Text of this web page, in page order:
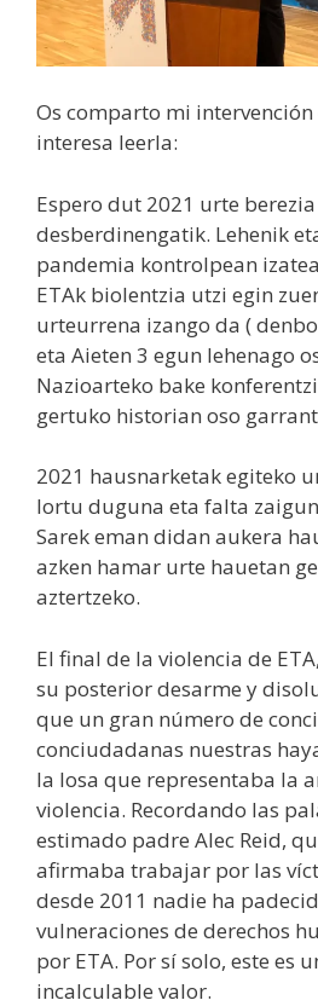
Os comparto mi
interesa leerla:
Espero dut 2021 urte
desberdinengatik. Lehenik
pandemia kontrolpean
ETAk biolentzia utzi egin
urteurrena izango da (
eta Aieten 3 egun lehenago
Nazioarteko bake
gertuko historian oso
2021 hausnarketak egiteko
lortu duguna eta falta
Sarek eman didan aukera
azken hamar urte hauetan
aztertzeko.
El final de la violencia de
su posterior desarme y
que un gran número de
conciudadanas nuestras
la losa que representaba la
violencia. Recordando las
estimado padre Alec Reid,
afirmaba trabajar por las
desde 2011 nadie ha
vulneraciones de derechos
por ETA. Por sí solo, este es
incalculable valor.